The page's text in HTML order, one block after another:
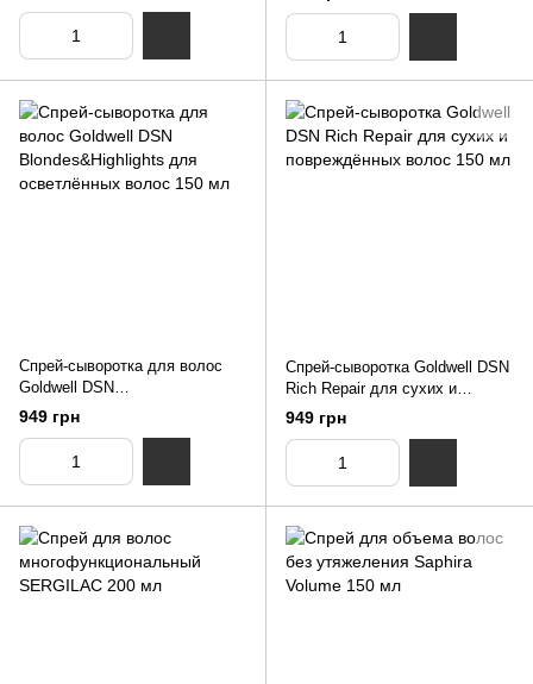
Спрей-сыворотка для волос
Goldwell DSN
Blondes&Highlights для
осветлённых волос 150 мл
949 грн
Спрей-сыворотка Goldwell DSN
Rich Repair для сухих и
повреждённых волос 150 мл
949 грн